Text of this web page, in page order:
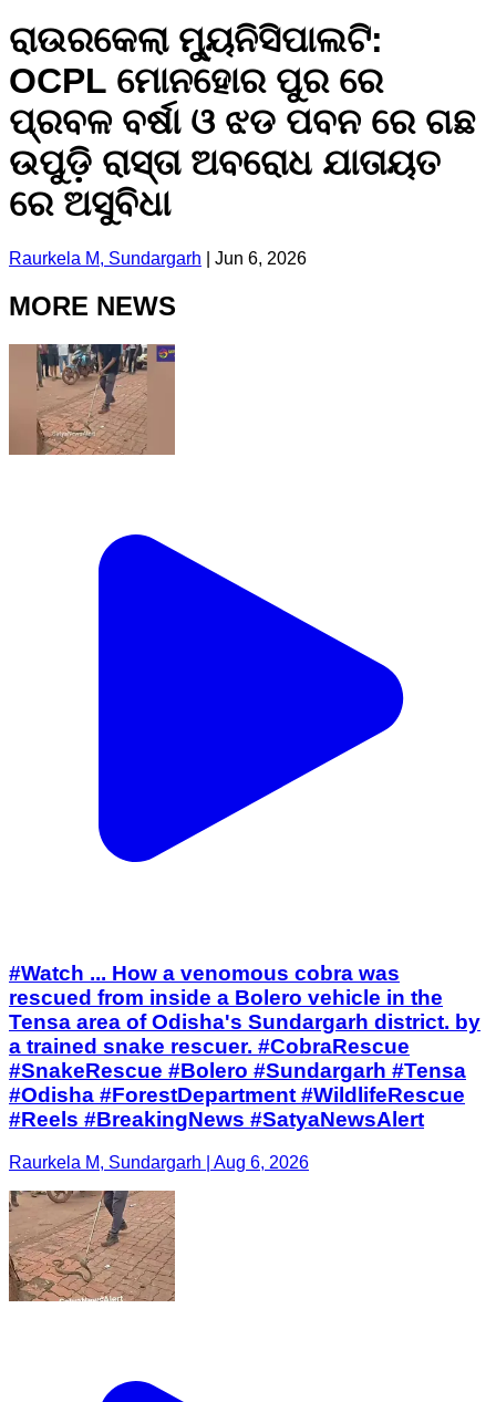
ରାଉରକେଲା ମ୍ୟୁନିସିପାଲଟି:
OCPL ମୋନହୋର ପୁର ରେ
ପ୍ରବଳ ବର୍ଷା ଓ ଝଡ ପବନ ରେ ଗଛ
ଉପୁଡ଼ି ରାସ୍ତା ଅବରୋଧ ଯାତାୟତ
ରେ ଅସୁବିଧା
Raurkela M, Sundargarh Jun 6, 2026
MORE NEWS
#Watch ... How a venomous cobra was
rescued from inside a Bolero vehicle in the
Tensa area of Odisha's Sundargarh district. by
a trained snake rescuer. #CobraRescue
#SnakeRescue #Bolero #Sundargarh #Tensa
#Odisha #ForestDepartment #WildlifeRescue
#Reels #BreakingNews #SatyaNewsAlert
Raurkela M, Sundargarh | Aug 6, 2026